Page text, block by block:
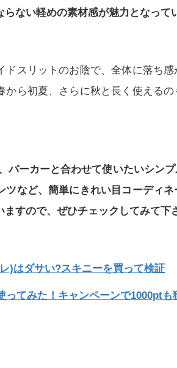
ない軽めの素材感が魅力となって
ドスリットのお陰で、全体に落ち
から初夏、さらに秋と長く使える
パーカーと合わせて使いたいシン
ツなど、簡単にきれい目コーディ
すので、ぜひチェックしてみて下
)はダサい?スキニーを買って検証
ってみた！キャンペーンで1000ptも